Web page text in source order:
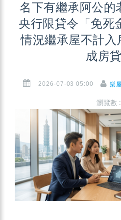
名下有繼承阿公的
央行限貸令「免死
情況繼承屋不計入
成房貸
2026-07-03 05:00 樂
瀏覽數